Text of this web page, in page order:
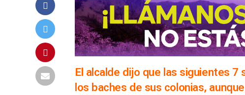
El alcalde dijo que las siguientes
los baches de sus colonias,